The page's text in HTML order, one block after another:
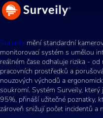
Surveily mění standardní
monitorovací systém s umělou
reálném čase odhaluje rizika -
pracovních prostředků a
nouzových východů a
soukromí. Systém Surveily,
95%, přináší užitečné poznatky,
zároveň snižují počet incidentů a